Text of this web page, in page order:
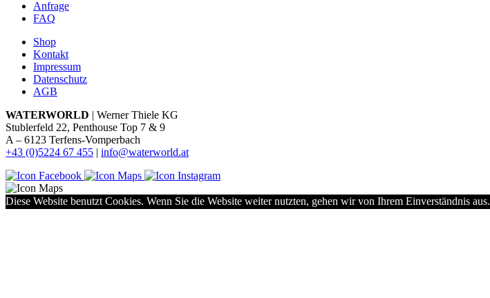
Anfrage
FAQ
Shop
Kontakt
Impressum
Datenschutz
AGB
WATERWORLD | Werner Thiele KG
Stublerfeld 22, Penthouse Top 7 & 9
A – 6123 Terfens-Vomperbach
+43 (0)5224 67 455 | info@waterworld.at
Diese Website benutzt Cookies. Wenn Sie die Website weiter nutzten, gehen wir von Ihrem Einverständnis aus.